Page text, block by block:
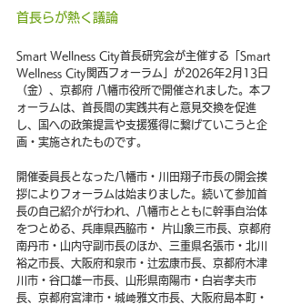
首長らが熱く議論
Smart Wellness City首長研究会が主催する「Smart
Wellness City関西フォーラム」が2026年2月13日
（金）、京都府 八幡市役所で開催されました。本フ
ォーラムは、首長間の実践共有と意見交換を促進
し、国への政策提言や支援獲得に繋げていこうと企
画・実施されたものです。
開催委員長となった八幡市・川田翔子市長の開会挨
拶によりフォーラムは始まりました。続いて参加首
長の自己紹介が行われ、八幡市とともに幹事自治体
をつとめる、兵庫県西脇市・ 片山象三市長、京都府
南丹市・山内守副市長のほか、三重県名張市・北川
裕之市長、大阪府和泉市・辻宏康市長、京都府木津
川市・谷口雄一市長、山形県南陽市・白岩孝夫市
長、京都府宮津市・城﨑雅文市長、大阪府島本町・